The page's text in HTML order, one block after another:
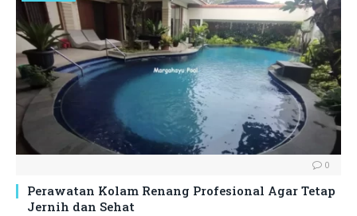
0
Perawatan Kolam Renang Profesional Agar Tetap
Jernih dan Sehat